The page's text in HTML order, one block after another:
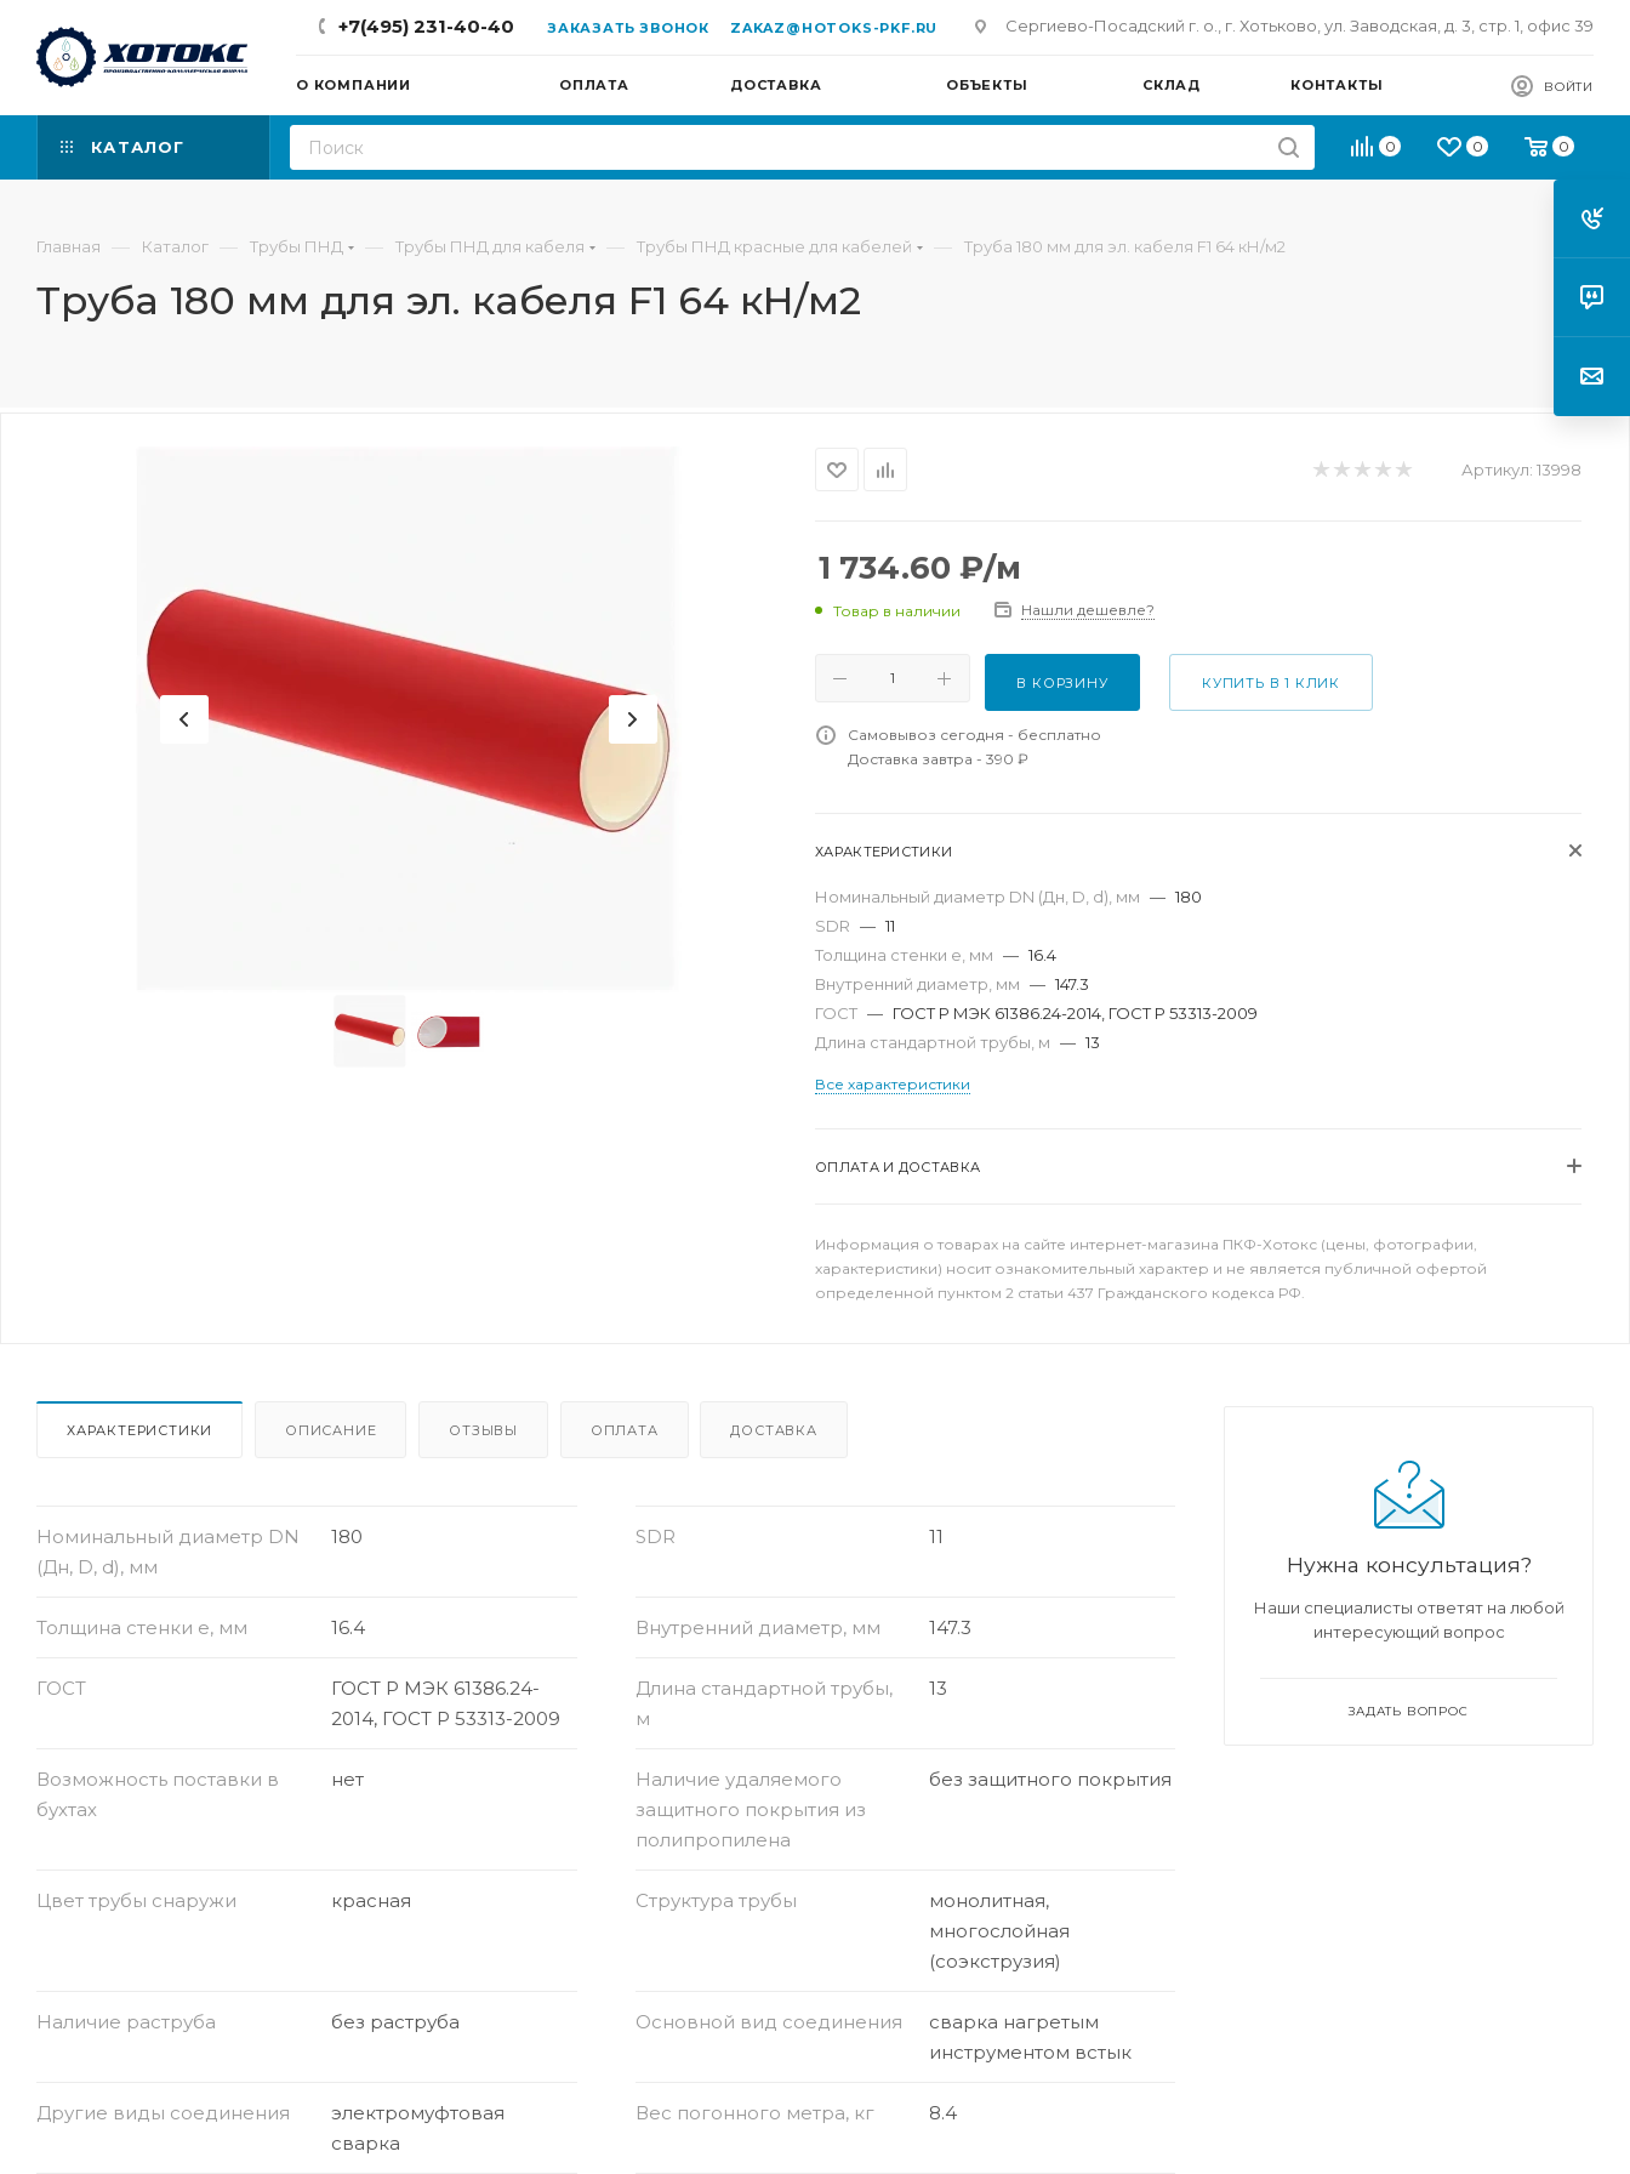
+7(495) 231-40-40 ЗАКАЗАТЬ ЗВОНОК ZAKAZ@HOTOKS-PKF.RU Сергиево-Посадский г. о., г. Хотьково, ул. Заводская, д. 3, стр. 1, офис 39
О КОМПАНИИ ОПЛАТА ДОСТАВКА ОБЪЕКТЫ СКЛАД КОНТАКТЫ ВОЙТИ
КАТАЛОГ 0 0 0
Главная — Каталог — Трубы ПНД — Трубы ПНД для кабеля — Трубы ПНД красные для кабелей — Труба 180 мм для эл. кабеля F1 64 кН/м2
Труба 180 мм для эл. кабеля F1 64 кН/м2
Артикул: 13998
1 734.60 ₽/м
Товар в наличии Нашли дешевле?
В КОРЗИНУ КУПИТЬ В 1 КЛИК
Самовывоз сегодня - бесплатно
Доставка завтра - 390 ₽
ХАРАКТЕРИСТИКИ
Номинальный диаметр DN (Дн, D, d), мм — 180
SDR — 11
Толщина стенки e, мм — 16.4
Внутренний диаметр, мм — 147.3
ГОСТ — ГОСТ Р МЭК 61386.24-2014, ГОСТ Р 53313-2009
Длина стандартной трубы, м — 13
Все характеристики
ОПЛАТА И ДОСТАВКА
Информация о товарах на сайте интернет-магазина ПКФ-Хотокс (цены, фотографии,
характеристики) носит ознакомительный характер и не является публичной офертой
определенной пунктом 2 статьи 437 Гражданского кодекса РФ.
ХАРАКТЕРИСТИКИ ОПИСАНИЕ ОТЗЫВЫ ОПЛАТА ДОСТАВКА
Номинальный диаметр DN
(Дн, D, d), мм
180 SDR 11
Толщина стенки e, мм 16.4 Внутренний диаметр, мм 147.3
ГОСТ
ГОСТ Р МЭК 61386.24-
2014, ГОСТ Р 53313-2009
Длина стандартной трубы,
м
13
Возможность поставки в
бухтах
нет
Наличие удаляемого
защитного покрытия из
полипропилена
без защитного покрытия
Цвет трубы снаружи красная Структура трубы
монолитная,
многослойная
(соэкструзия)
Наличие раструба без раструба Основной вид соединения
сварка нагретым
инструментом встык
Другие виды соединения
электромуфтовая
сварка
Вес погонного метра, кг 8.4
Нужна консультация?
Наши специалисты ответят на любой
интересующий вопрос
ЗАДАТЬ ВОПРОС